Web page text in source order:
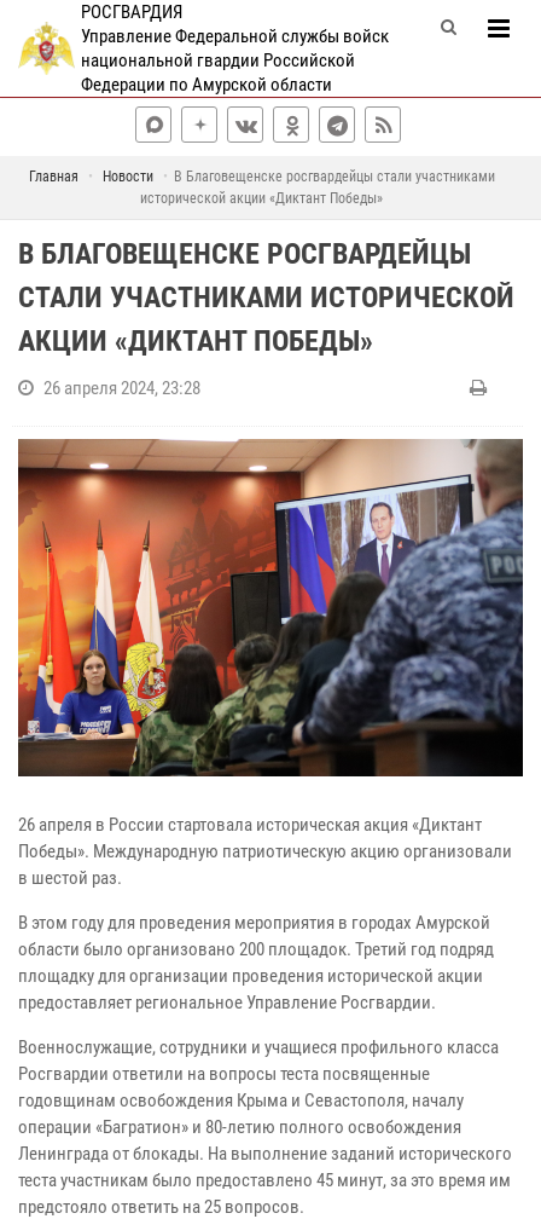
РОСГВАРДИЯ
Управление Федеральной службы войск
национальной гвардии Российской
Федерации по Амурской области
Главная Новости
В Благовещенске росгвардейцы стали участниками
исторической акции «Диктант Победы»
В БЛАГОВЕЩЕНСКЕ РОСГВАРДЕЙЦЫ
СТАЛИ УЧАСТНИКАМИ ИСТОРИЧЕСКОЙ
АКЦИИ «ДИКТАНТ ПОБЕДЫ»
26 апреля 2024, 23:28
26 апреля в России стартовала историческая акция «Диктант
Победы». Международную патриотическую акцию организовали
в шестой раз.
В этом году для проведения мероприятия в городах Амурской
области было организовано 200 площадок. Третий год подряд
площадку для организации проведения исторической акции
предоставляет региональное Управление Росгвардии.
Военнослужащие, сотрудники и учащиеся профильного класса
Росгвардии ответили на вопросы теста посвященные
годовщинам освобождения Крыма и Севастополя, началу
операции «Багратион» и 80-летию полного освобождения
Ленинграда от блокады. На выполнение заданий исторического
теста участникам было предоставлено 45 минут, за это время им
предстояло ответить на 25 вопросов.